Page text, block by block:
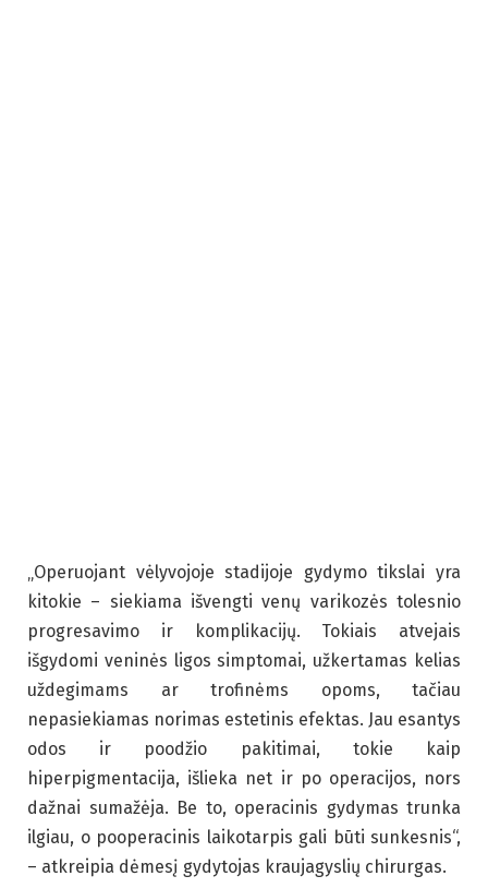
„Operuojant vėlyvojoje stadijoje gydymo tikslai yra
kitokie – siekiama išvengti venų varikozės tolesnio
progresavimo ir komplikacijų. Tokiais atvejais
išgydomi veninės ligos simptomai, užkertamas kelias
uždegimams ar trofinėms opoms, tačiau
nepasiekiamas norimas estetinis efektas. Jau esantys
odos ir poodžio pakitimai, tokie kaip
hiperpigmentacija, išlieka net ir po operacijos, nors
dažnai sumažėja. Be to, operacinis gydymas trunka
ilgiau, o pooperacinis laikotarpis gali būti sunkesnis“,
– atkreipia dėmesį gydytojas kraujagyslių chirurgas.